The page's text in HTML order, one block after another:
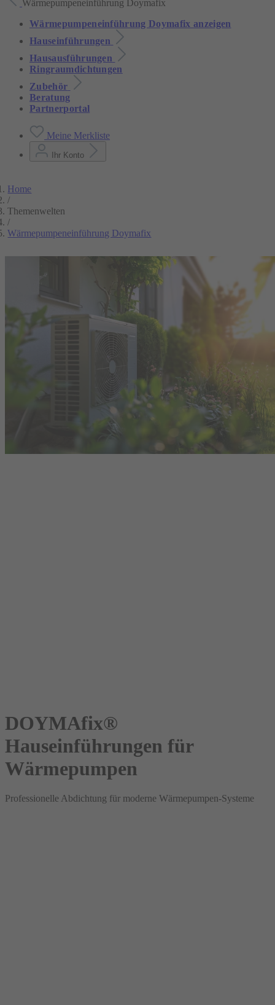
Wärmepumpeneinführung Doymafix
Wärmepumpeneinführung Doymafix anzeigen
Hauseinführungen
Hausausführungen
Ringraumdichtungen
Zubehör
Beratung
Partnerportal
Meine Merkliste
Ihr Konto
Home
/
Themenwelten
/
Wärmepumpeneinführung Doymafix
DOYMAfix®
Hauseinführungen für
Wärmepumpen
Professionelle Abdichtung für moderne Wärmepumpen-Systeme